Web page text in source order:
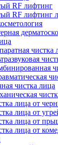
RF лифтинг
RF лифтинг
чистка
чистка лица
лица от
лица от
лица от
лица от